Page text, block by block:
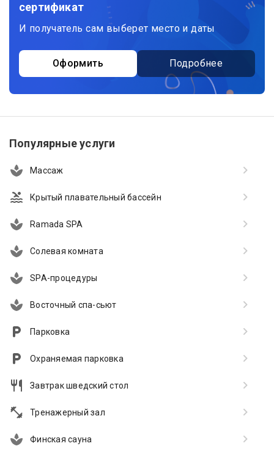
сертификат
И получатель сам выберет место и даты
Оформить Подробнее
Популярные услуги
Массаж
Крытый плавательный бассейн
Ramada SPA
Солевая комната
SPA-процедуры
Восточный спа-сьют
Парковка
Охраняемая парковка
Завтрак шведский стол
Тренажерный зал
Финская сауна